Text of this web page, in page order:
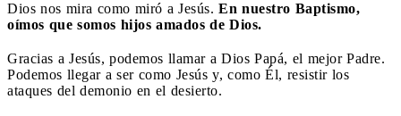
Dios nos mira como miró a Jesús. En nuestro Baptismo,
oímos que somos hijos amados de Dios.
Gracias a Jesús, podemos llamar a Dios Papá, el mejor Padre.
Podemos llegar a ser como Jesús y, como Él, resistir los
ataques del demonio en el desierto.